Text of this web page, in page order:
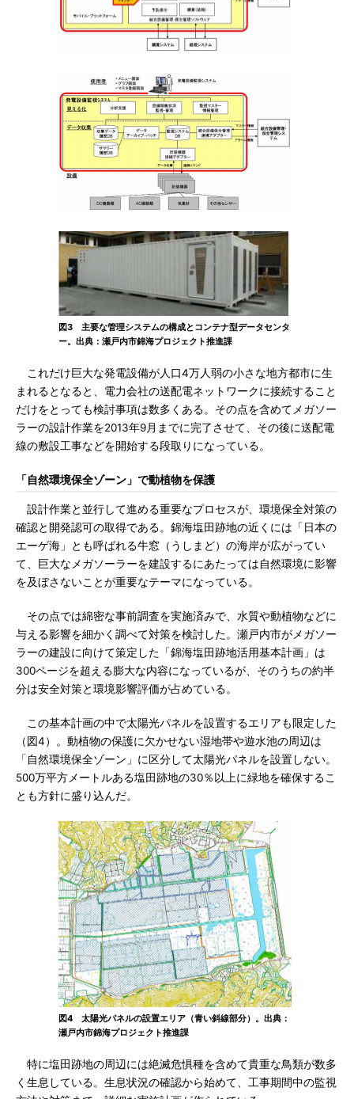
図3 主要な管理システムの構成とコンテナ型データセンタ
ー。出典：瀬戸内市錦海プロジェクト推進課
これだけ巨大な発電設備が人口4万人弱の小さな地方都市に生
まれるとなると、電力会社の送配電ネットワークに接続すること
だけをとっても検討事項は数多くある。その点を含めてメガソー
ラーの設計作業を2013年9月までに完了させて、その後に送配電
線の敷設工事などを開始する段取りになっている。
「自然環境保全ゾーン」で動植物を保護
設計作業と並行して進める重要なプロセスが、環境保全対策の
確認と開発認可の取得である。錦海塩田跡地の近くには「日本の
エーゲ海」とも呼ばれる牛窓（うしまど）の海岸が広がってい
て、巨大なメガソーラーを建設するにあたっては自然環境に影響
を及ぼさないことが重要なテーマになっている。
その点では綿密な事前調査を実施済みで、水質や動植物などに
与える影響を細かく調べて対策を検討した。瀬戸内市がメガソー
ラーの建設に向けて策定した「錦海塩田跡地活用基本計画」は
300ページを超える膨大な内容になっているが、そのうちの約半
分は安全対策と環境影響評価が占めている。
この基本計画の中で太陽光パネルを設置するエリアも限定した
（図4）。動植物の保護に欠かせない湿地帯や遊水池の周辺は
「自然環境保全ゾーン」に区分して太陽光パネルを設置しない。
500万平方メートルある塩田跡地の30％以上に緑地を確保するこ
とも方針に盛り込んだ。
図4 太陽光パネルの設置エリア（青い斜線部分）。出典：
瀬戸内市錦海プロジェクト推進課
特に塩田跡地の周辺には絶滅危惧種を含めて貴重な鳥類が数多
く生息している。生息状況の確認から始めて、工事期間中の監視